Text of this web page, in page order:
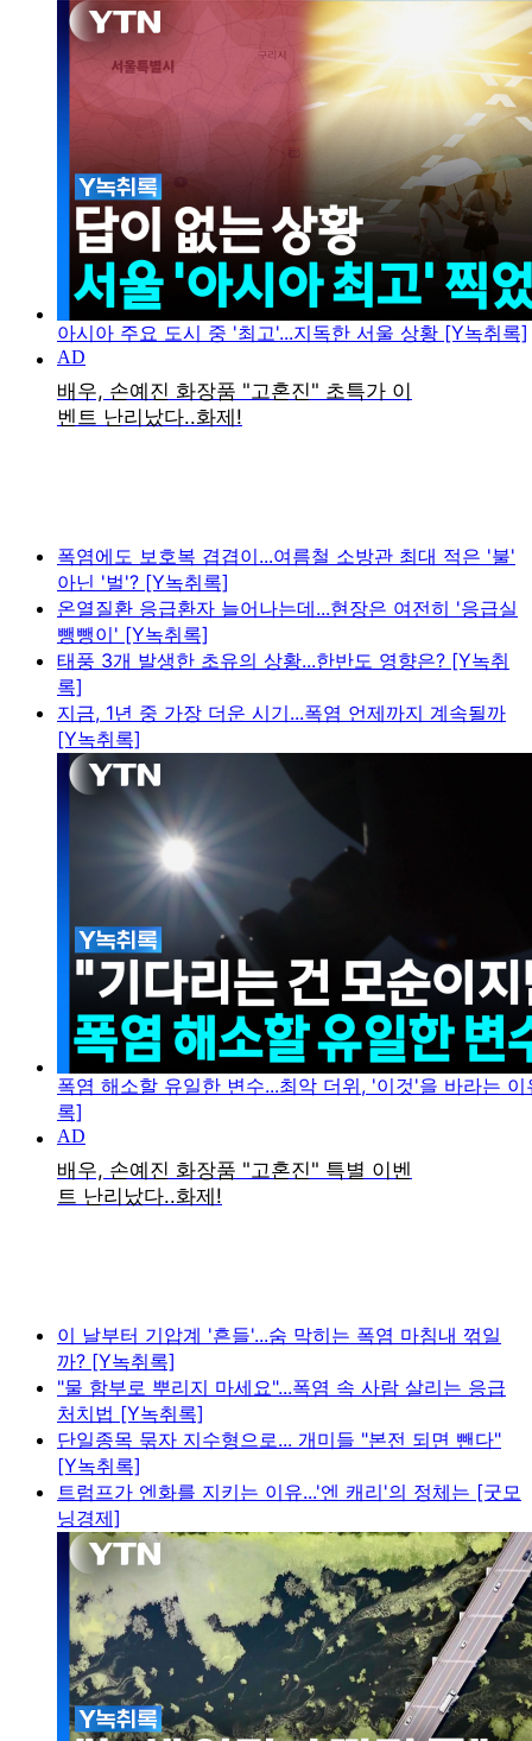
아시아 주요 도시 중 '최고'...지독한 서울 상황 [Y녹취록]
폭염에도 보호복 겹겹이...여름철 소방관 최대 적은 '불'
아닌 '벌'? [Y녹취록]
온열질환 응급환자 늘어나는데...현장은 여전히 '응급실
뺑뺑이' [Y녹취록]
태풍 3개 발생한 초유의 상황...한반도 영향은? [Y녹취
록]
지금, 1년 중 가장 더운 시기...폭염 언제까지 계속될까
[Y녹취록]
폭염 해소할 유일한 변수...최악 더위, '이것'을 바라는
록]
이 날부터 기압계 '흔들'...숨 막히는 폭염 마침내 꺾일
까? [Y녹취록]
"물 함부로 뿌리지 마세요"...폭염 속 사람 살리는 응급
처치법 [Y녹취록]
단일종목 묶자 지수형으로... 개미들 "본전 되면 뺀다"
[Y녹취록]
트럼프가 엔화를 지키는 이유...'엔 캐리'의 정체는 [굿모
닝경제]